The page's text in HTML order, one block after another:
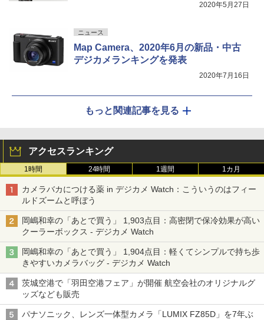
2020年5月27日
ニュース
Map Camera、2020年6月の新品・中古
デジカメランキングを発表
2020年7月16日
もっと関連記事を見る
アクセスランキング
1時間 24時間 1週間 1カ月
カメラバカにつける薬 in デジカメ Watch：こういうのはフィー
ルドズームと呼ぼう
岡嶋和幸の「あとで買う」 1,903点目：高密閉で保冷効果が高い
クーラーボックス - デジカメ Watch
岡嶋和幸の「あとで買う」 1,904点目：軽くてシンプルで持ち歩
きやすいカメラバッグ - デジカメ Watch
茨城空港で「羽田空港フェア」が開催 航空会社のオリジナルグ
ッズなども販売
パナソニック、レンズ一体型カメラ「LUMIX FZ85D」を7年ぶ